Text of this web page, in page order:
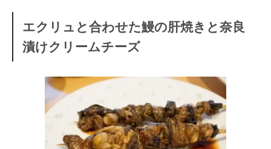
エクリュと合わせた鰻の肝焼きと奈良
漬けクリームチーズ